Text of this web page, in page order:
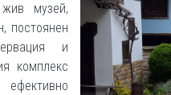
музей,
постоянен
и
комплекс